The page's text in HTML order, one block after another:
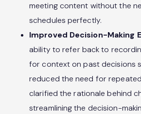
meeting content without the
schedules perfectly.
Improved Decision-Making
ability to refer back to
for context on past decisions
reduced the need for
clarified the rationale behind
streamlining the decision-